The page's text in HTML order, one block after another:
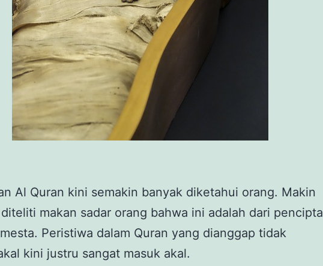
Al Quran kini semakin banyak diketahui orang. Makin
makan sadar orang bahwa ini adalah dari pencipta
Peristiwa dalam Quran yang dianggap tidak
kini justru sangat masuk akal.